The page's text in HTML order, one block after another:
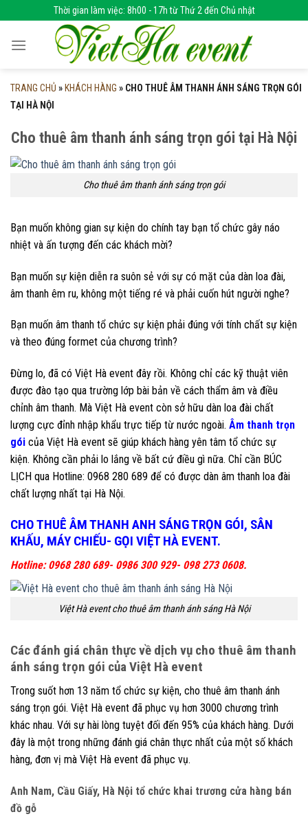
to
content
Thời gian làm việc: 8h00 - 17h từ Thứ 2 đến Chủ nhật
TRANG CHỦ » KHÁCH HÀNG » CHO THUÊ ÂM THANH ÁNH SÁNG TRỌN GÓI
TẠI HÀ NỘI
Cho thuê âm thanh ánh sáng trọn gói tại Hà Nội
Cho thuê âm thanh ánh sáng trọn gói
Bạn muốn không gian sự kiện do chính tay bạn tổ chức gây náo
nhiệt và ấn tượng đến các khách mời?
Bạn muốn sự kiện diễn ra suôn sẻ với sự có mặt của dàn loa đài,
âm thanh êm ru, không một tiếng ré và phải cuốn hút người nghe?
Bạn muốn âm thanh tổ chức sự kiện phải đúng với tính chất sự kiện
và theo đúng formet của chương trình?
Đừng lo, đã có Việt Hà event đây rồi. Không chỉ các kỹ thuật viên
được đào tạo qua trường lớp bài bản về cách thẩm âm và điều
chỉnh âm thanh. Mà Việt Hà event còn sở hữu dàn loa đài chất
lượng cực đỉnh nhập khẩu trực tiếp từ nước ngoài. Âm thanh trọn
gói của Việt Hà event sẽ giúp khách hàng yên tâm tổ chức sự
kiện. Không cần phải lo lắng về bất cứ điều gì nữa. Chỉ cần BÚC
LỊCH qua Hotline: 0968 280 689 để có được dàn âm thanh loa đài
chất lượng nhất tại Hà Nội.
CHO THUÊ ÂM THANH ANH SÁNG TRỌN GÓI, SÂN
KHẤU, MÁY CHIẾU- GỌI VIỆT HÀ EVENT.
Hotline: 0968 280 689- 0986 300 929- 098 273 0608.
Việt Hà event cho thuê âm thanh ánh sáng Hà Nội
Các đánh giá chân thực về dịch vụ cho thuê âm thanh
ánh sáng trọn gói của Việt Hà event
Trong suốt hơn 13 năm tổ chức sự kiện, cho thuê âm thanh ánh
sáng trọn gói. Việt Hà event đã phục vụ hơn 3000 chương trình
khác nhau. Với sự hài lòng tuyệt đối đến 95% của khách hàng. Dưới
đây là một trong những đánh giá chân thực nhất của một số khách
hàng, đơn vị mà Việt Hà event đã phục vụ.
Anh Nam, Cầu Giấy, Hà Nội tổ chức khai trương cửa hàng bán
đồ gỗ